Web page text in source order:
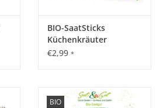
BIO-SaatSticks
Küchenkräuter
€2,99 *
BIO